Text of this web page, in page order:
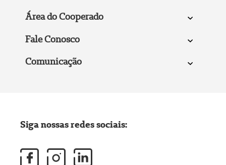
Área do Cooperado
Fale Conosco
Comunicação
Siga nossas redes sociais: